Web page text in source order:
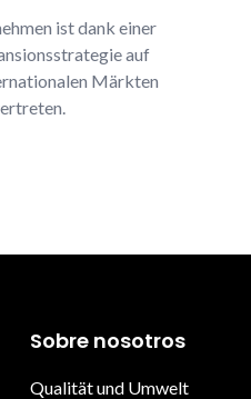
ist dank einer
auf
Märkten
Sobre nosotros
Qualität und Umwelt